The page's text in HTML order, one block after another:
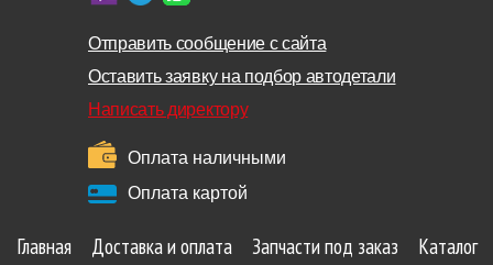
Отправить сообщение с сайта
Оставить заявку на подбор автодетали
Написать директору
Оплата наличными
Оплата картой
Главная Доставка и оплата Запчасти под заказ
Каталог